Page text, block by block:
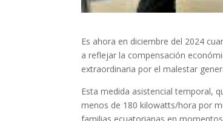
Es ahora en diciembre del 2024
a reflejar la compensación
extraordinaria por el malestar
Esta medida asistencial temporal,
menos de 180 kilowatts/hora por